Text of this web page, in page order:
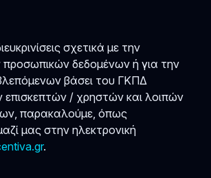
σχετικά με την
δεδομένων ή για την
βάσει του ΓΚΠΔ
/ χρηστών και λοιπών
παρακαλούμε, όπως
μας στην ηλεκτρονική
.